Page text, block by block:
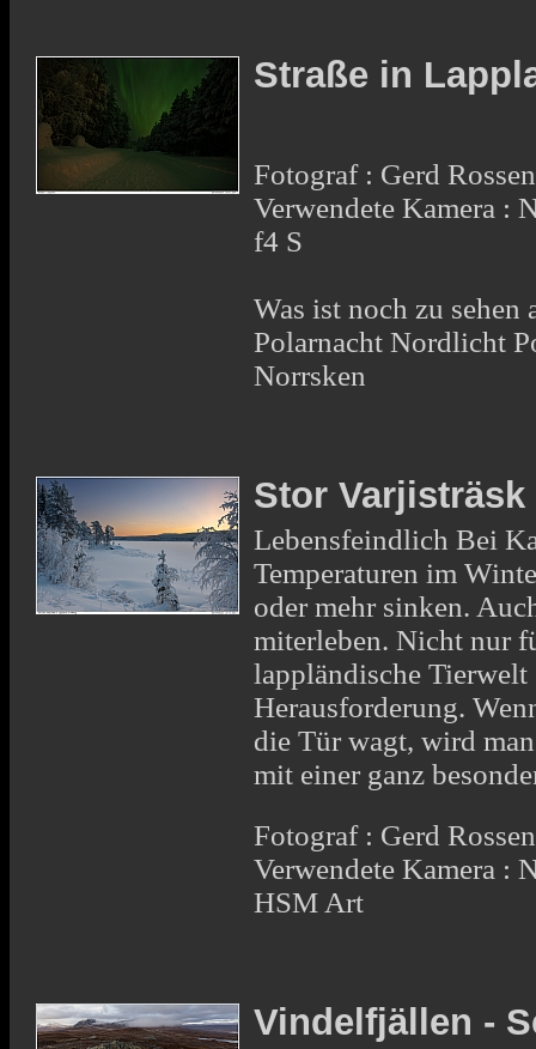
Straße in
Fotograf : Gerd Rossen
Verwendete Kamera
f4 S
Was ist noch zu
Polarnacht Nordlicht
Norrsken
Stor
Lebensfeindlich Bei
Temperaturen im
oder mehr sinken.
miterleben. Nicht nur
lappländische Tierwelt
Herausforderung.
die Tür wagt, wird
mit einer ganz
Fotograf : Gerd Rossen
Verwendete Kamera :
HSM Art
Vindelfjällen -